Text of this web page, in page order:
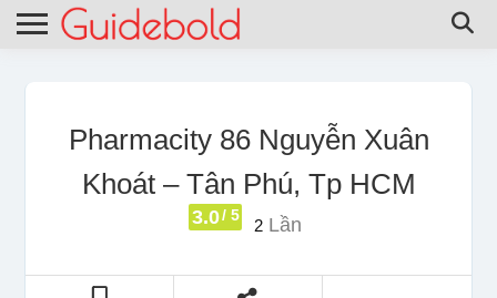
Pharmacity 86 Nguyễn Xuân
Khoát – Tân Phú, Tp HCM
3.0/ 5
2 Lần